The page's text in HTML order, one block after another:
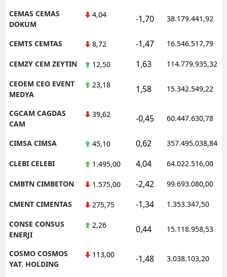
CEMAS CEMAS
DOKUM
4,04 -1,70 38.179.441,92
CEMTS CEMTAS 8,72 -1,47 16.546.517,79
CEMZY CEM ZEYTIN 12,50 1,63 114.779.935,32
CEOEM CEO EVENT
MEDYA
23,18 1,58 15.342.549,22
CGCAM CAGDAS
CAM
39,62 -0,45 60.447.630,78
CIMSA CIMSA 45,10 0,62 357.495.038,84
CLEBI CELEBI 1.495,00 4,04 64.022.516,00
CMBTN CIMBETON 1.575,00 -2,42 99.693.080,00
CMENT CIMENTAS 275,75 -1,34 1.353.347,50
CONSE CONSUS
ENERJI
2,26 0,44 15.118.958,53
COSMO COSMOS
YAT. HOLDING
113,00 -1,48 3.038.103,20